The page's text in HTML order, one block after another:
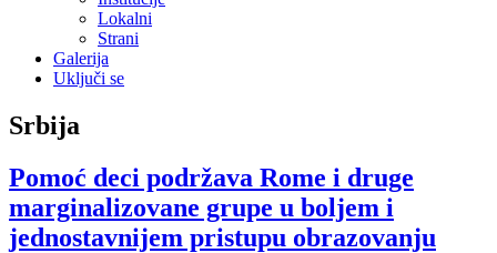
Lokalni
Strani
Galerija
Uključi se
Srbija
Pomoć deci podržava Rome i druge
marginalizovane grupe u boljem i
jednostavnijem pristupu obrazovanju